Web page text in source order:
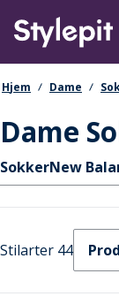
main
content
Primary
Hjem Dame
Dame
Hurtige links
SokkerNew
Stilarter 44